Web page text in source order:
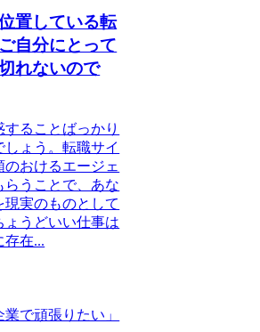
置している転
自分にとって
れないので
ることばっかり
ょう。転職サイ
のおけるエージェ
らうことで、あな
実のものとして
ょうどいい仕事は
存在...
で頑張りたい」